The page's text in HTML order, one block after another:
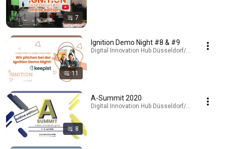
7
11
Ignition Demo Night #8 & #9
Digital Innovation Hub Düsseldorf/Rheinland ·
8
A-Summit 2020
Digital Innovation Hub Düsseldorf/Rheinland ·